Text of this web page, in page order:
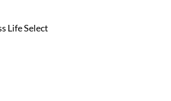
Life Select